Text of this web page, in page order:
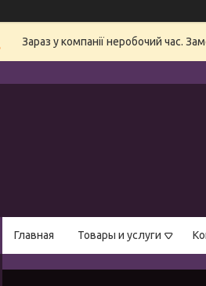
Зараз у компанії неробочий час.
Главная Товары и услуги